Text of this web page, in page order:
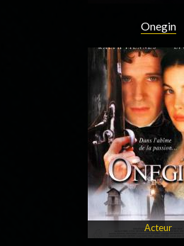
Onegin
Acteur